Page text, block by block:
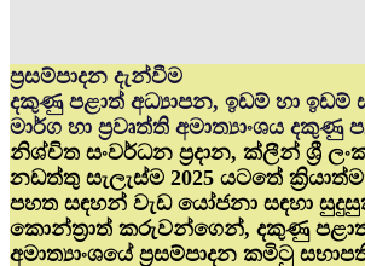
ප්‍රසම්පාදන දැන්වීම
දකුණු පළාත් අධ්‍යාපන, ඉඩම් හා ඉඩම්
මාර්ග හා ප්‍රවෘත්ති අමාත්‍යාංශය දකුණු
නිශ්චිත සංවර්ධන ප්‍රදාන, ක්ලීන් ශ්‍රී
නඩත්තු සැලැස්ම 2025 යටතේ
පහත සඳහන් වැඩ යෝජනා සඳහා
කොන්ත්‍රාත් කරුවන්ගෙන්, දකුණු
අමාත්‍යාංශයේ ප්‍රසම්පාදන කමිටු